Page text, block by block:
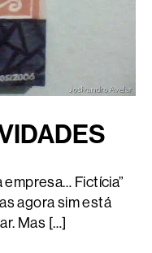
Fictícia”
agora sim está
Mas […]